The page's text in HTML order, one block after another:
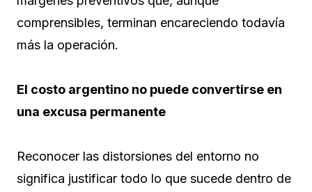
comprensibles, terminan encareciendo todavía
más la operación.
El costo argentino no puede convertirse en
una excusa permanente
Reconocer las distorsiones del entorno no
significa justificar todo lo que sucede dentro de